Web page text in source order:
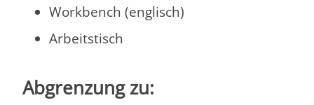
Workbench (englisch)
Arbeitstisch
Abgrenzung zu: